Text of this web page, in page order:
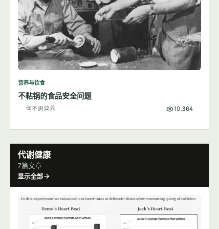
营养与饮食
不粘锅的食品安全问题
何不思营养 10,364
代谢健康
7篇文章
显示全部